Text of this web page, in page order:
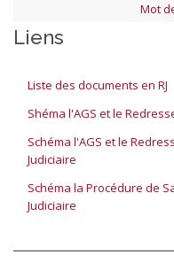
Mot
Liens
Liste des documents en RJ
Shéma l'AGS et le
Schéma l'AGS et le
Judiciaire
Schéma la Procédure de
Judiciaire